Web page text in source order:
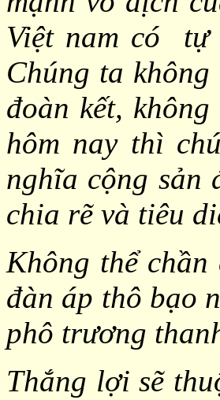
Việt nam có tự
Chúng ta
đoàn kết,
hôm nay thì
nghĩa cộng sản
chia rẽ và tiêu
Không thể
đàn áp thô bạo
phô trương
Thắng lợi sẽ